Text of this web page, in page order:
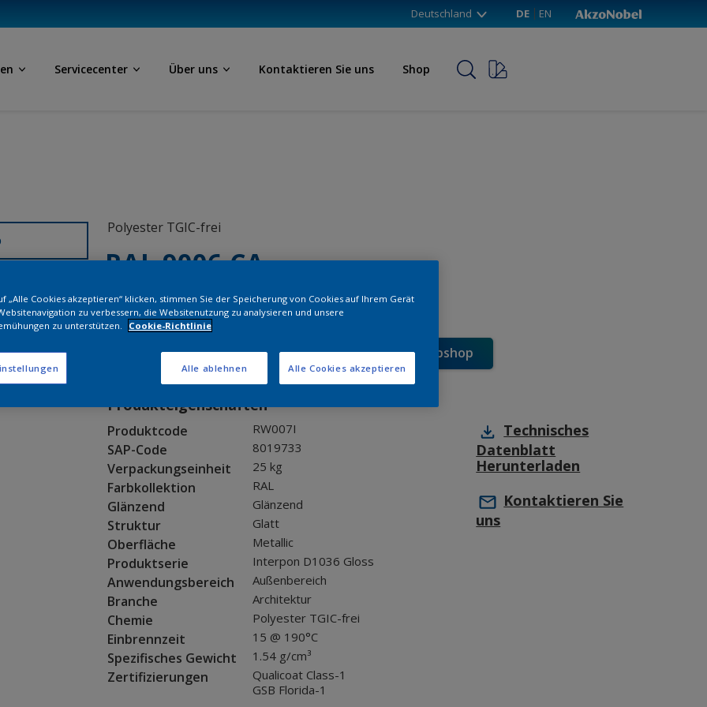
Deutschland DE EN
Servicecenter Über uns Kontaktieren Sie uns Shop
Polyester TGIC-frei
RAL 9006 CA
RW007I
Muster bestellen Bestellen Sie direkt im Webshop
Produkteigenschaften
Produktcode RW007I
SAP-Code 8019733
Verpackungseinheit 25 kg
Farbkollektion RAL
Glänzend Glänzend
Struktur Glatt
Oberfläche Metallic
Produktserie Interpon D1036 Gloss
Anwendungsbereich Außenbereich
Branche Architektur
Chemie Polyester TGIC-frei
Einbrennzeit 15 @ 190°C
Spezifisches Gewicht 1.54 g/cm³
Zertifizierungen
Qualicoat Class-1
GSB Florida-1
Technisches
Datenblatt
Herunterladen
Kontaktieren Sie
uns
„Alle Cookies akzeptieren“ klicken, stimmen Sie der Speicherung von Cookies auf Ihrem Gerät
zu verbessern, die Websitenutzung zu analysieren und unsere
zu unterstützen.
Cookie-Richtlinie
Alle ablehnen Alle Cookies akzeptieren